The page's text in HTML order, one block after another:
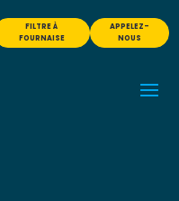
FILTRE À
FOURNAISE
APPELEZ-
NOUS